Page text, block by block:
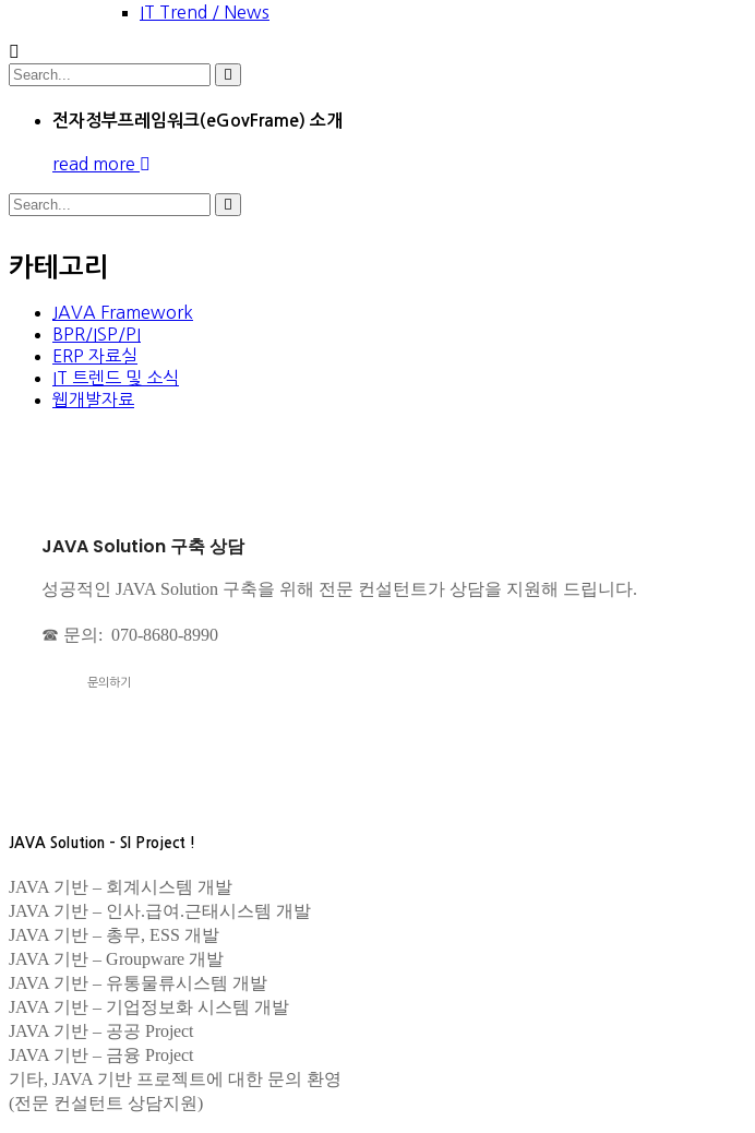
IT Trend / News
전자정부프레임워크(eGovFrame) 소개
read more
카테고리
JAVA Framework
BPR/ISP/PI
ERP 자료실
IT 트렌드 및 소식
웹개발자료
JAVA Solution 구축 상담
성공적인 JAVA Solution 구축을 위해 전문 컨설턴트가 상담을 지원해 드립니다.
☎ 문의: 070-8680-8990
문의하기
JAVA Solution – SI Project !
JAVA 기반 – 회계시스템 개발
JAVA 기반 – 인사.급여.근태시스템 개발
JAVA 기반 – 총무, ESS 개발
JAVA 기반 – Groupware 개발
JAVA 기반 – 유통물류시스템 개발
JAVA 기반 – 기업정보화 시스템 개발
JAVA 기반 – 공공 Project
JAVA 기반 – 금융 Project
기타, JAVA 기반 프로젝트에 대한 문의 환영
(전문 컨설턴트 상담지원)